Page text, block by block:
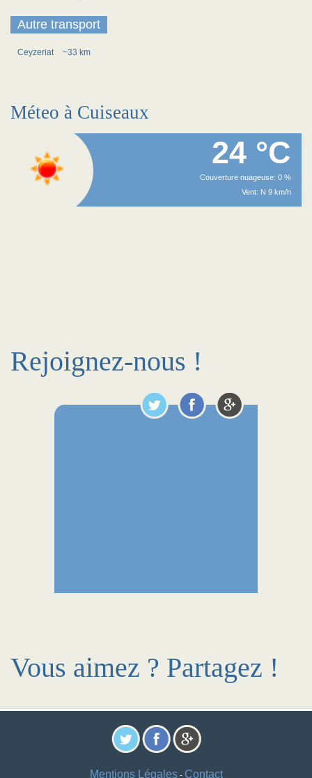
Autre transport
Ceyzeriat ~33 km
Méteo à Cuiseaux
24 °C
Couverture nuageuse: 0 %
Vent: N 9 km/h
Rejoignez-nous !
Vous aimez ? Partagez !
Mentions Légales- Contact